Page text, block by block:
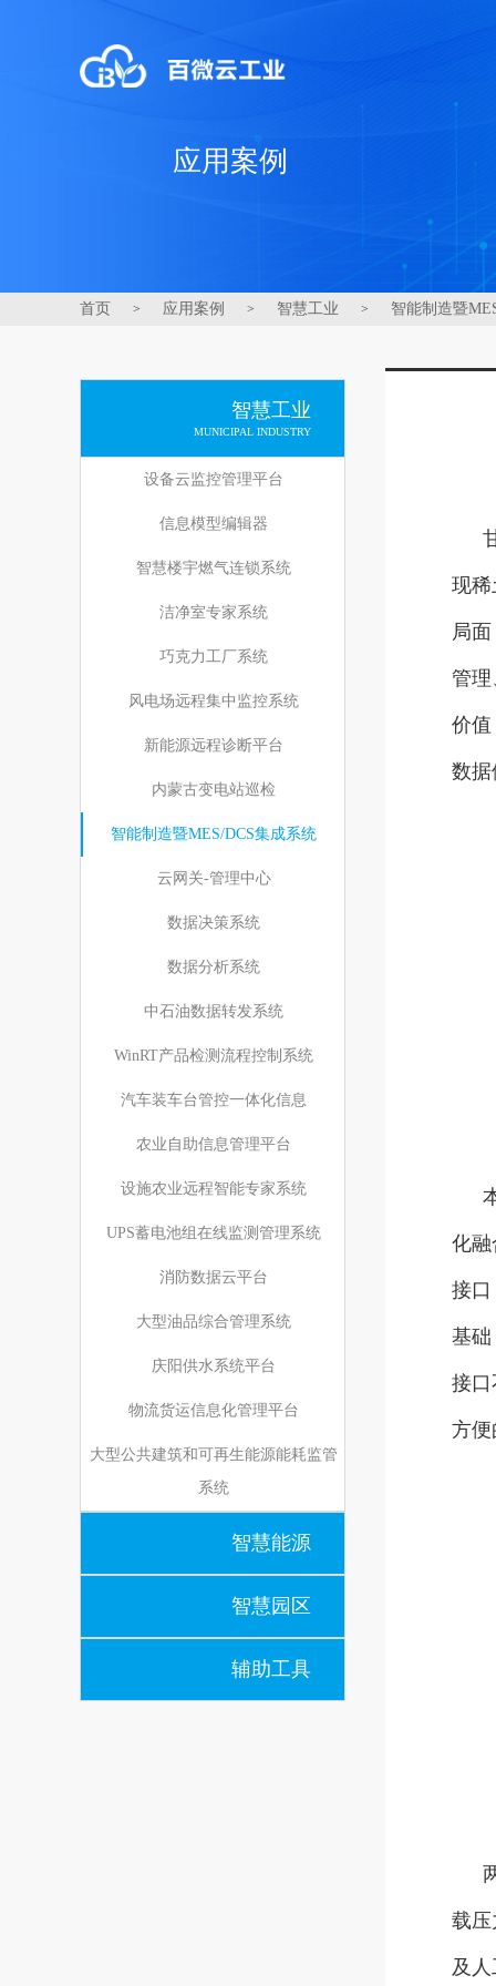
应用案例
首页 > 应用案例 > 智慧工业 > 智能制造暨
智慧工业
MUNICIPAL INDUSTRY
设备云监控管理平台
信息模型编辑器
智慧楼宇燃气连锁系统
洁净室专家系统
巧克力工厂系统
风电场远程集中监控系统
新能源远程诊断平台
内蒙古变电站巡检
智能制造暨MES/DCS集成系统
云网关-管理中心
数据决策系统
数据分析系统
中石油数据转发系统
WinRT产品检测流程控制系统
汽车装车台管控一体化信息
农业自助信息管理平台
设施农业远程智能专家系统
UPS蓄电池组在线监测管理系统
消防数据云平台
大型油品综合管理系统
庆阳供水系统平台
物流货运信息化管理平台
大型公共建筑和可再生能源能耗监管
系统
智慧能源
智慧园区
辅助工具
现稀
局
管理
价值
数据
化融
接口
基础
接口
方便
载压
及